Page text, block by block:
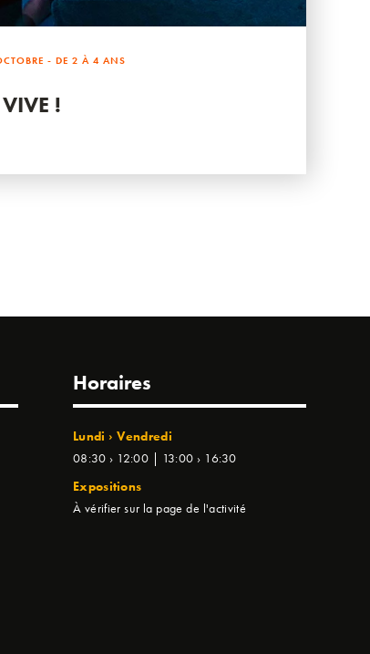
- DE 2 À 4 ANS
!
Horaires
Lundi › Vendredi
08:30 › 12:00 | 13:00 › 16:30
Expositions
À vérifier sur la page de l'activité